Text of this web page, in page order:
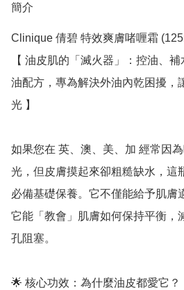
簡介
Clinique 倩碧 特效爽膚啫喱霜
【 油皮肌的「滅火器」：控油、
油配方，專為解決外油內乾困擾，
光 】
如果您在 英、澳、美、加 經常因
光，但皮膚摸起來卻粗糙缺水，這
必備基礎保養。它不僅能給予肌膚
它能「教會」肌膚如何保持平衡，
孔阻塞。
🌟 核心功效：為什麼油皮都愛它？